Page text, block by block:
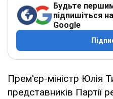
Будьте
підпишіться
Google
Прем'єр-міністр Юлія
представників Партії